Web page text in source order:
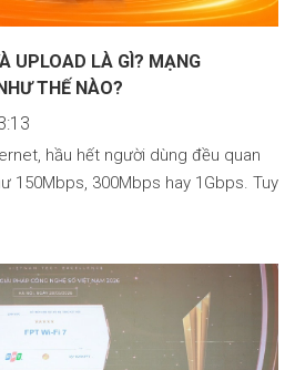
UPLOAD LÀ GÌ? MẠNG
THẾ NÀO?
hầu hết người dùng đều quan
150Mbps, 300Mbps hay 1Gbps. Tuy